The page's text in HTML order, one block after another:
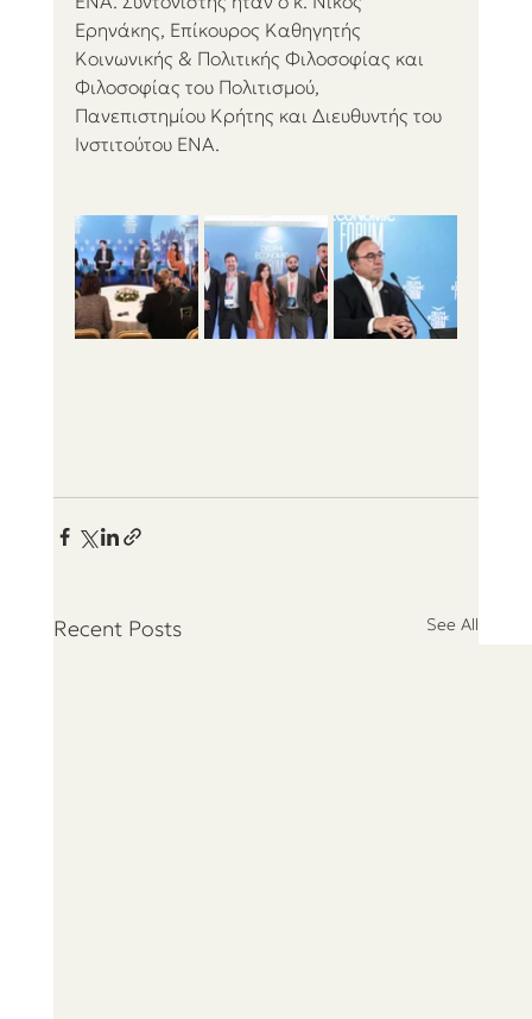
Ερηνάκης, Επίκουρος Καθηγητής
Κοινωνικής & Πολιτικής Φιλοσοφίας και
Φιλοσοφίας του Πολιτισμού,
Πανεπιστημίου Κρήτης και Διευθυντής του
Ινστιτούτου ΕΝΑ.
Recent Posts See All